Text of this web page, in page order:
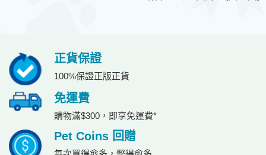
正貨保證
100%保證正版正貨
免運費
購物滿$300，即享免運費*
Pet Coins 回贈